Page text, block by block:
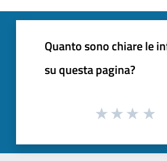
Quanto sono chiare le
su questa pagina?